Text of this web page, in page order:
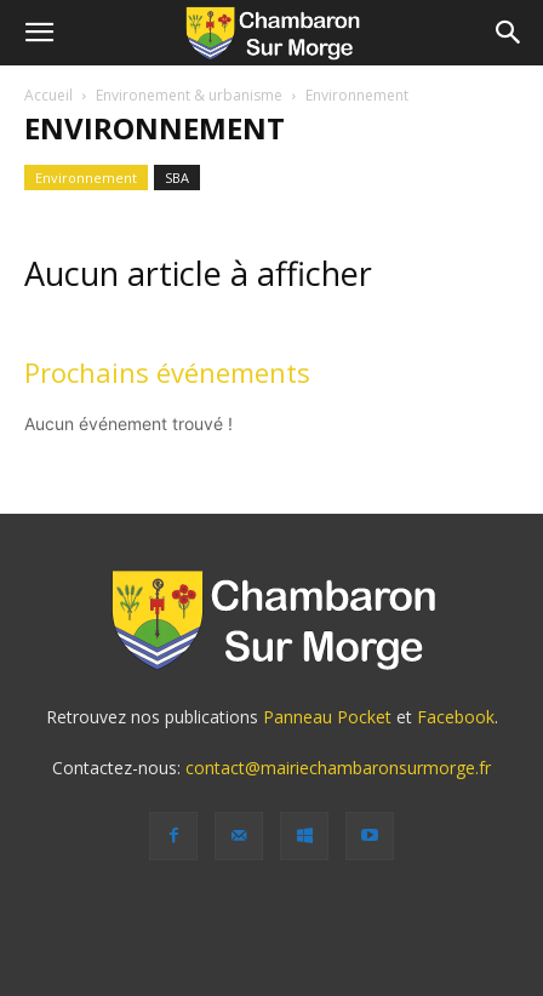
Accueil Environement & urbanisme Environnement
ENVIRONNEMENT
Environnement SBA
Aucun article à afficher
Prochains événements
Aucun événement trouvé !
Retrouvez nos publications Panneau Pocketet Facebook.
Contactez-nous: contact@mairiechambaronsurmorge.fr